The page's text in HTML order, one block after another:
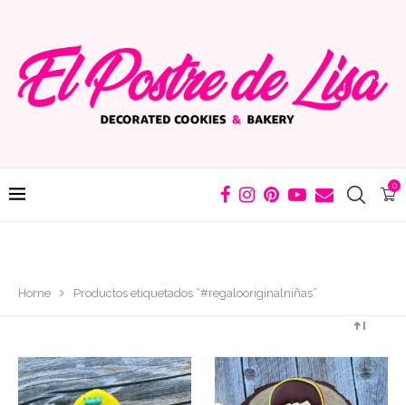
0
Home Productos etiquetados “#regalooriginalniñas”